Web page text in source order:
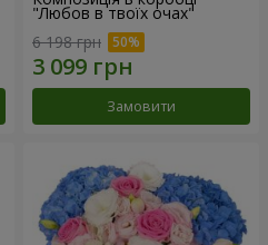
"Любов в твоїх очах"
6 198 грн
Замовити